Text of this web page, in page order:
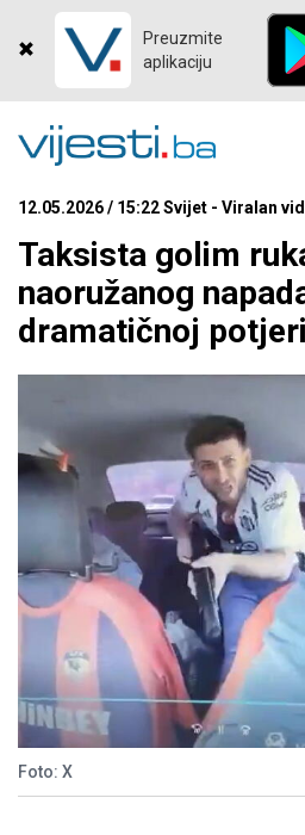
Preuzmite
aplikaciju
12.05.2026 / 15:22 Svijet - Viralan
Taksista golim
naoružanog
dramatičnoj potjeri
Foto: X